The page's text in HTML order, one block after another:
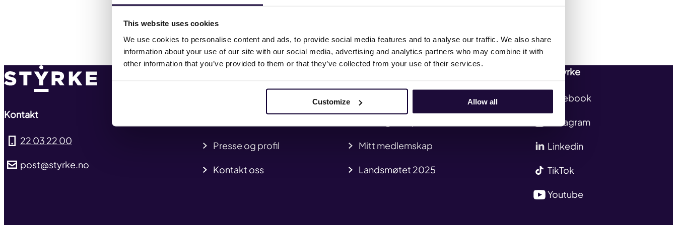
This website uses cookies
We use cookies to personalise content and ads, to provide social media features and to analyse our traffic. We also share
information about your use of our site with our social media, advertising and analytics partners who may combine it with
other information that you’ve provided to them or that they’ve collected from your use of their services.
Customize Allow all
Kontakt
22 03 22 00
post@styrke.no
HMS
Presse og profil Mitt medlemskap
Kontakt oss Landsmøtet 2025
Følg Styrke
Facebook
Instagram
Linkedin
TikTok
Youtube